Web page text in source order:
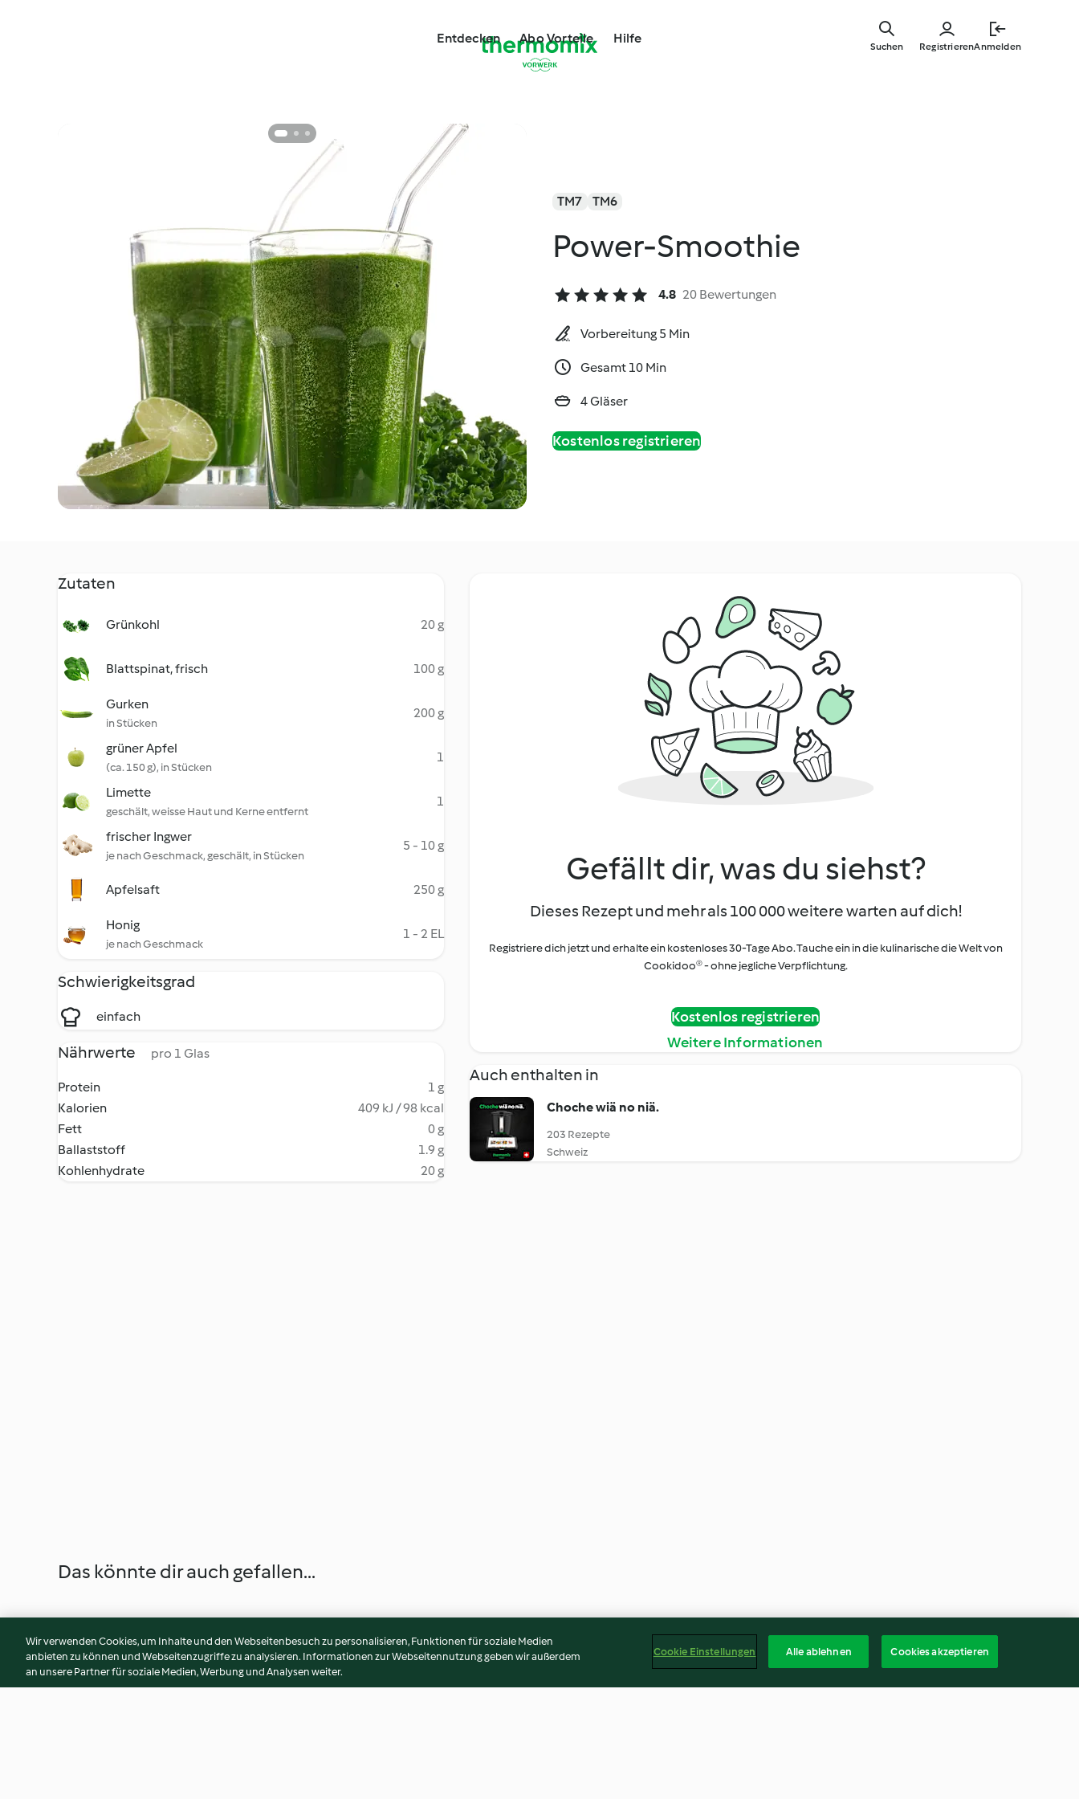
springen
Entdecken Abo Vorteile Hilfe
RegistrierenAnmelden
Suchen
TM7 TM6
Power-Smoothie
4.8 20 Bewertungen
Vorbereitung 5 Min
Gesamt 10 Min
4 Gläser
Kostenlos registrieren
Zutaten
Grünkohl 20 g
Blattspinat, frisch 100 g
Gurken
in Stücken
200 g
grüner Apfel
(ca. 150 g), in Stücken
1
Limette
geschält, weisse Haut und Kerne entfernt
1
frischer Ingwer
je nach Geschmack, geschält, in Stücken
5 - 10 g
Apfelsaft 250 g
Honig
je nach Geschmack
1 - 2 EL
Schwierigkeitsgrad
einfach
Nährwerte pro 1 Glas
Protein
1 g
Kalorien
409 kJ / 98 kcal
Fett
0 g
Ballaststoff
1.9 g
Kohlenhydrate
20 g
Gefällt dir, was du siehst?
Dieses Rezept und mehr als 100 000 weitere warten auf dich!
Registriere dich jetzt und erhalte ein kostenloses 30-Tage Abo. Tauche ein in die kulinarische die Welt von
Cookidoo® - ohne jegliche Verpflichtung.
Kostenlos registrieren
Weitere Informationen
Auch enthalten in
Choche wiä no niä.
203 Rezepte
Schweiz
Das könnte dir auch gefallen...
Wir verwenden Cookies, um Inhalte und den Webseitenbesuch zu personalisieren, Funktionen für soziale Medien
anbieten zu können und Webseitenzugriffe zu analysieren. Informationen zur Webseitennutzung geben wir außerdem
an unsere Partner für soziale Medien, Werbung und Analysen weiter.
Cookie Einstellungen Alle ablehnen Cookies akzeptieren